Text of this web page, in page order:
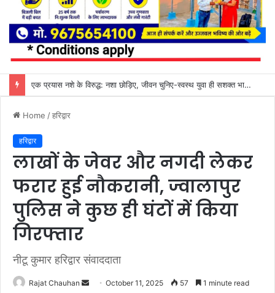
हरिद्वार से 110-वीं बार पवित्र गंगाजल लेकर 83-वर्षीय केशर पाल का प्रेस क्लब शिविर पर हुआ सम्मान
Home /हरिद्वार
हरिद्वार
लाखों के जेवर और नगदी लेकर
फरार हुई नौकरानी, ज्वालापुर
पुलिस ने कुछ ही घंटों में किया
गिरफ्तार
नीटू कुमार हरिद्वार संवाददाता
Rajat Chauhan
SendOctober 11, 2025 57 1 minute read